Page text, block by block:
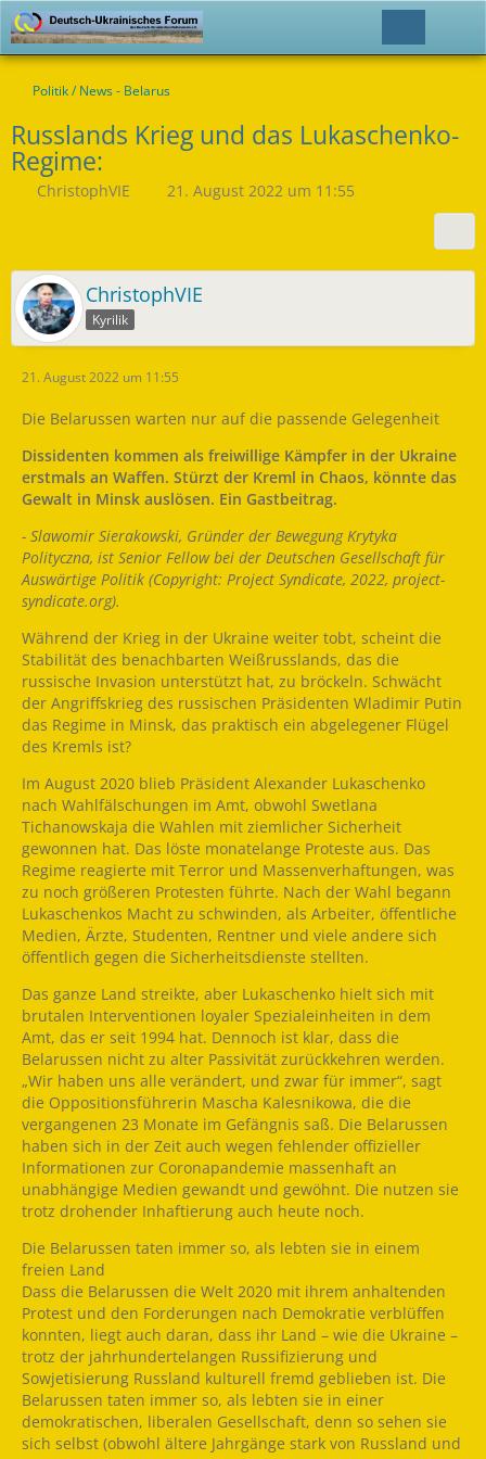
Politik / News - Belarus
Russlands Krieg und das Lukaschenko-
Regime:
ChristophVIE 21. August 2022 um 11:55
ChristophVIE
Kyrilik
21. August 2022 um 11:55
Die Belarussen warten nur auf die passende Gelegenheit
Dissidenten kommen als freiwillige Kämpfer in der Ukraine
erstmals an Waffen. Stürzt der Kreml in Chaos, könnte das
Gewalt in Minsk auslösen. Ein Gastbeitrag.
- Slawomir Sierakowski, Gründer der Bewegung Krytyka
Polityczna, ist Senior Fellow bei der Deutschen Gesellschaft für
Auswärtige Politik (Copyright: Project Syndicate, 2022, project-
syndicate.org).
Während der Krieg in der Ukraine weiter tobt, scheint die
Stabilität des benachbarten Weißrusslands, das die
russische Invasion unterstützt hat, zu bröckeln. Schwächt
der Angriffskrieg des russischen Präsidenten Wladimir Putin
das Regime in Minsk, das praktisch ein abgelegener Flügel
des Kremls ist?
Im August 2020 blieb Präsident Alexander Lukaschenko
nach Wahlfälschungen im Amt, obwohl Swetlana
Tichanowskaja die Wahlen mit ziemlicher Sicherheit
gewonnen hat. Das löste monatelange Proteste aus. Das
Regime reagierte mit Terror und Massenverhaftungen, was
zu noch größeren Protesten führte. Nach der Wahl begann
Lukaschenkos Macht zu schwinden, als Arbeiter, öffentliche
Medien, Ärzte, Studenten, Rentner und viele andere sich
öffentlich gegen die Sicherheitsdienste stellten.
Das ganze Land streikte, aber Lukaschenko hielt sich mit
brutalen Interventionen loyaler Spezialeinheiten in dem
Amt, das er seit 1994 hat. Dennoch ist klar, dass die
Belarussen nicht zu alter Passivität zurückkehren werden.
„Wir haben uns alle verändert, und zwar für immer“, sagt
die Oppositionsführerin Mascha Kalesnikowa, die die
vergangenen 23 Monate im Gefängnis saß. Die Belarussen
haben sich in der Zeit auch wegen fehlender offizieller
Informationen zur Coronapandemie massenhaft an
unabhängige Medien gewandt und gewöhnt. Die nutzen sie
trotz drohender Inhaftierung auch heute noch.
Die Belarussen taten immer so, als lebten sie in einem
freien Land
Dass die Belarussen die Welt 2020 mit ihrem anhaltenden
Protest und den Forderungen nach Demokratie verblüffen
konnten, liegt auch daran, dass ihr Land – wie die Ukraine –
trotz der jahrhundertelangen Russifizierung und
Sowjetisierung Russland kulturell fremd geblieben ist. Die
Belarussen taten immer so, als lebten sie in einer
demokratischen, liberalen Gesellschaft, denn so sehen sie
sich selbst (obwohl ältere Jahrgänge stark von Russland und